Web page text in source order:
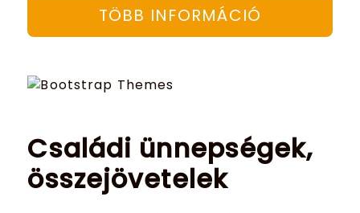
TÖBB INFORMÁCIÓ
Családi ünnepségek,
összejövetelek